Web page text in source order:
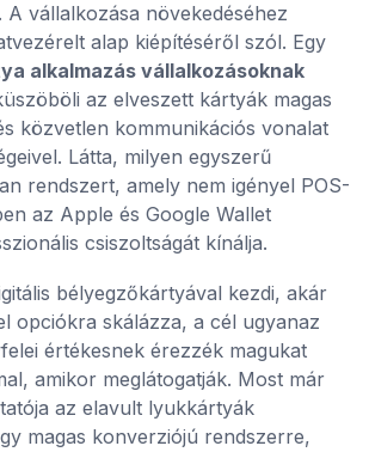
vállalkozása növekedéséhez
alap kiépítéséről szól. Egy
alkalmazás vállalkozásoknak
az elveszett kártyák magas
közvetlen kommunikációs vonalat
Látta, milyen egyszerű
rendszert, amely nem igényel POS-
az Apple és Google Wallet
csiszoltságát kínálja.
bélyegzőkártyával kezdi, akár
opciókra skálázza, a cél ugyanaz
értékesnek érezzék magukat
amikor meglátogatják. Most már
az elavult lyukkártyák
magas konverziójú rendszerre,